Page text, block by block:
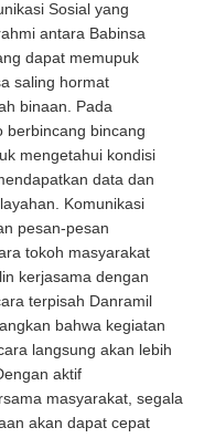
Sosial yang
antara Babinsa
dapat memupuk
saling hormat
binaan. Pada
berbincang bincang
mengetahui kondisi
data dan
Komunikasi
pesan-pesan
tokoh masyarakat
kerjasama dengan
terpisah Danramil
bahwa kegiatan
langsung akan lebih
aktif
masyarakat, segala
akan dapat cepat